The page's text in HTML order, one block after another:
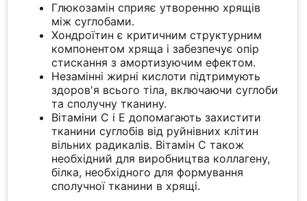
Глюкозамін сприяє утворенню хрящів
між суглобами.
Хондроїтин є критичним структурним
компонентом хряща і забезпечує опір
стискання з амортизуючим ефектом.
Незамінні жирні кислоти підтримують
здоров'я всього тіла, включаючи суглоби
та сполучну тканину.
Вітаміни С і Е допомагають захистити
тканини суглобів від руйнівних клітин
вільних радикалів. Вітамін С також
необхідний для виробництва коллагену,
білка, необхідного для формування
сполучної тканини в хрящі.